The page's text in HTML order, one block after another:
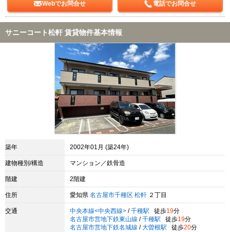
Webでお問合せ 電話でお問合せ
サニーコート松軒 賃貸物件基本情報
築年 2002年01月 (築24年)
建物種別/構造 マンション／鉄骨造
階建 2階建
住所 愛知県 名古屋市千種区 松軒 ２丁目
交通 中央本線<中央西線> / 千種駅 徒歩19分
名古屋市営地下鉄東山線 / 千種駅 徒歩19分
名古屋市営地下鉄名城線 / 大曽根駅 徒歩20分